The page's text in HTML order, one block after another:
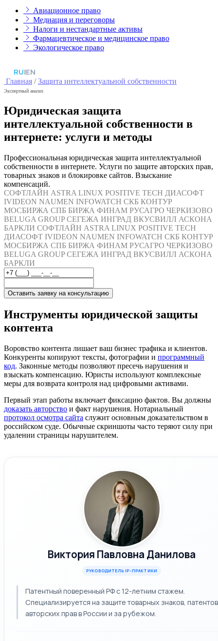
Авиационное право
Медиация и переговоры
Налоги и нестандартные активы
Фармацевтическое и медицинское право
Экологическое право
RU|EN
Главная /Защита интеллектуальной собственности
Экспертный анализ
Юридическая защита
интеллектуальной собственности в
интернете: услуги и методы
Профессиональная юридическая защита интеллектуальной
собственности в интернете. Услуги по защите авторских прав,
товарных знаков и блокировке сайтов. Взыскание
компенсаций.
СОФТЛАЙН ASTRA LINUX POSITIVE TECH ДИАСОФТ
IVIDEON NAUMEN INFOWATCH СКБ КОНТУР
МОСБИРЖА СПБ БИРЖА ФИНАМ РУСАГРО ЧЕРКИЗОВО
BELUGA GROUP СЕГЕЖА ИНГРАД ВКУСВИЛЛ АСКОНА
БАРКЛИ СОФТЛАЙН ASTRA LINUX POSITIVE TECH
ДИАСОФТ IVIDEON NAUMEN INFOWATCH СКБ КОНТУР
МОСБИРЖА СПБ БИРЖА ФИНАМ РУСАГРО ЧЕРКИЗОВО
BELUGA GROUP СЕГЕЖА ИНГРАД ВКУСВИЛЛ АСКОНА
БАРКЛИ
Оставить заявку на консультацию
Инструменты юридической защиты
контента
Воровство контента лишает ваш бизнес трафика и клиентов.
Конкуренты копируют тексты, фотографии и программный
код. Законные методы позволяют пресечь нарушения и
взыскать компенсацию. Юристы используют комплексные
меры для возврата контроля над цифровыми активами.
Первый этап работы включает фиксацию фактов. Вы должны
доказать авторство и факт нарушения. Нотариальный
протокол осмотра сайта служит основным доказательством в
российском суде. Обычные скриншоты часто теряют силу при
удалении страницы нарушителем.
Виктория Павловна Данилова
РУКОВОДИТЕЛЬ IP-ПРАКТИКИ
Патентный поверенный РФ с 12-летним стажем.
Специализируется на защите товарных знаков,
авторских прав в России и за рубежом.